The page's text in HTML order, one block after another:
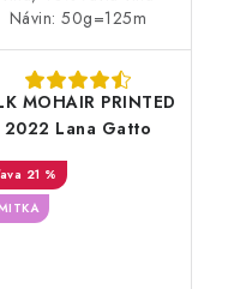
Návin: 50g=125m
MOHAIR PRINTED
2022 Lana Gatto
21 %